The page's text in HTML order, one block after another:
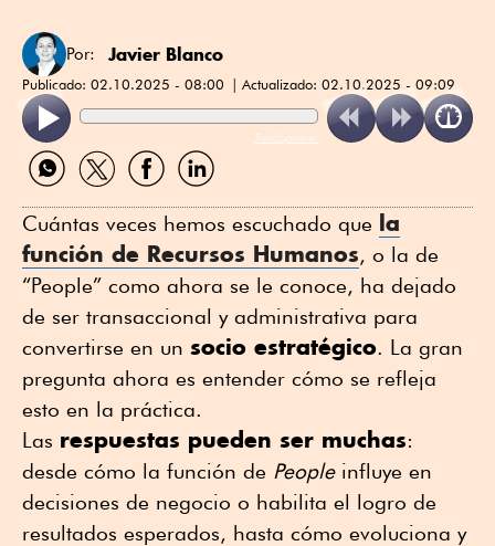
Por: Javier Blanco
Publicado: 02.10.2025 - 08:00 Actualizado: 02.10.2025 - 09:09
ReadSpeaker
Compartir
por
Compartir
por
Compartir
por
Compartir
por
Cuántas veces hemos escuchado que la
función de Recursos Humanos, o la de
“People” como ahora se le conoce, ha dejado
de ser transaccional y administrativa para
convertirse en un socio estratégico. La gran
pregunta ahora es entender cómo se refleja
esto en la práctica.
Las respuestas pueden ser muchas:
desde cómo la función de Peopleinfluye en
decisiones de negocio o habilita el logro de
resultados esperados, hasta cómo evoluciona y